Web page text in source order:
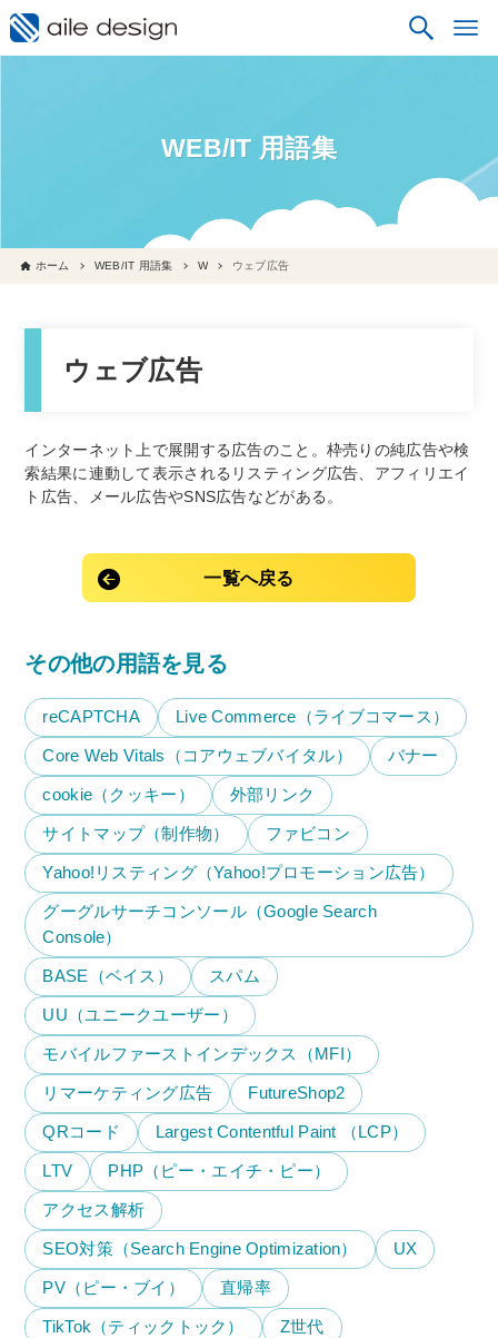
WEB/IT 用語集
ホーム WEB/IT 用語集 W ウェブ広告
ウェブ広告
インターネット上で展開する広告のこと。枠売りの純広告や検
索結果に連動して表示されるリスティング広告、アフィリエイ
ト広告、メール広告やSNS広告などがある。
一覧へ戻る
その他の用語を見る
reCAPTCHA Live Commerce（ライブコマース）
Core Web Vitals（コアウェブバイタル） バナー
cookie（クッキー） 外部リンク
サイトマップ（制作物） ファビコン
Yahoo!リスティング（Yahoo!プロモーション広告）
グーグルサーチコンソール（Google Search
Console）
BASE（ベイス） スパム
UU（ユニークユーザー）
モバイルファーストインデックス（MFI）
リマーケティング広告 FutureShop2
QRコード Largest Contentful Paint （LCP）
LTV PHP（ピー・エイチ・ピー）
アクセス解析
SEO対策（Search Engine Optimization） UX
PV（ピー・ブイ） 直帰率
TikTok（ティックトック） Z世代